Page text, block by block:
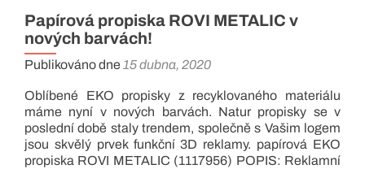
Papírová propiska ROVI METALIC v
nových barvách!
Publikováno dne 15 dubna, 2020
Oblíbené EKO propisky z recyklovaného materiálu
máme nyní v nových barvách. Natur propisky se v
poslední době staly trendem, společně s Vašim logem
jsou skvělý prvek funkční 3D reklamy. papírová EKO
propiska ROVI METALIC (1117956) POPIS: Reklamní